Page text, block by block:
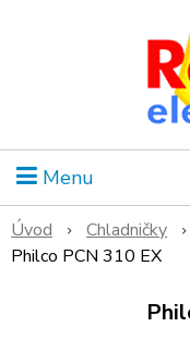
Menu
Úvod Chladničky
Philco PCN 310 EX